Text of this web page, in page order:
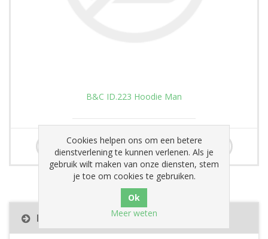
B&C ID.223 Hoodie Man
Filter op prijs
Cookies helpen ons om een betere
dienstverlening te kunnen verlenen. Als je
gebruik wilt maken van onze diensten, stem
je toe om cookies te gebruiken.
Meer weten